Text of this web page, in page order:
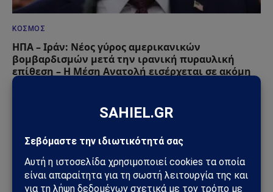
ΚΌΣΜΟΣ
ΗΠΑ – Ιράν: Νέος γύρος αμερικανικών
βομβαρδισμών μετά την ιρανική πυραυλική
επίθεση – Η Μέση Ανατολή εισέρχεται σε ακόμη
πιο επικίνδυνη φάση